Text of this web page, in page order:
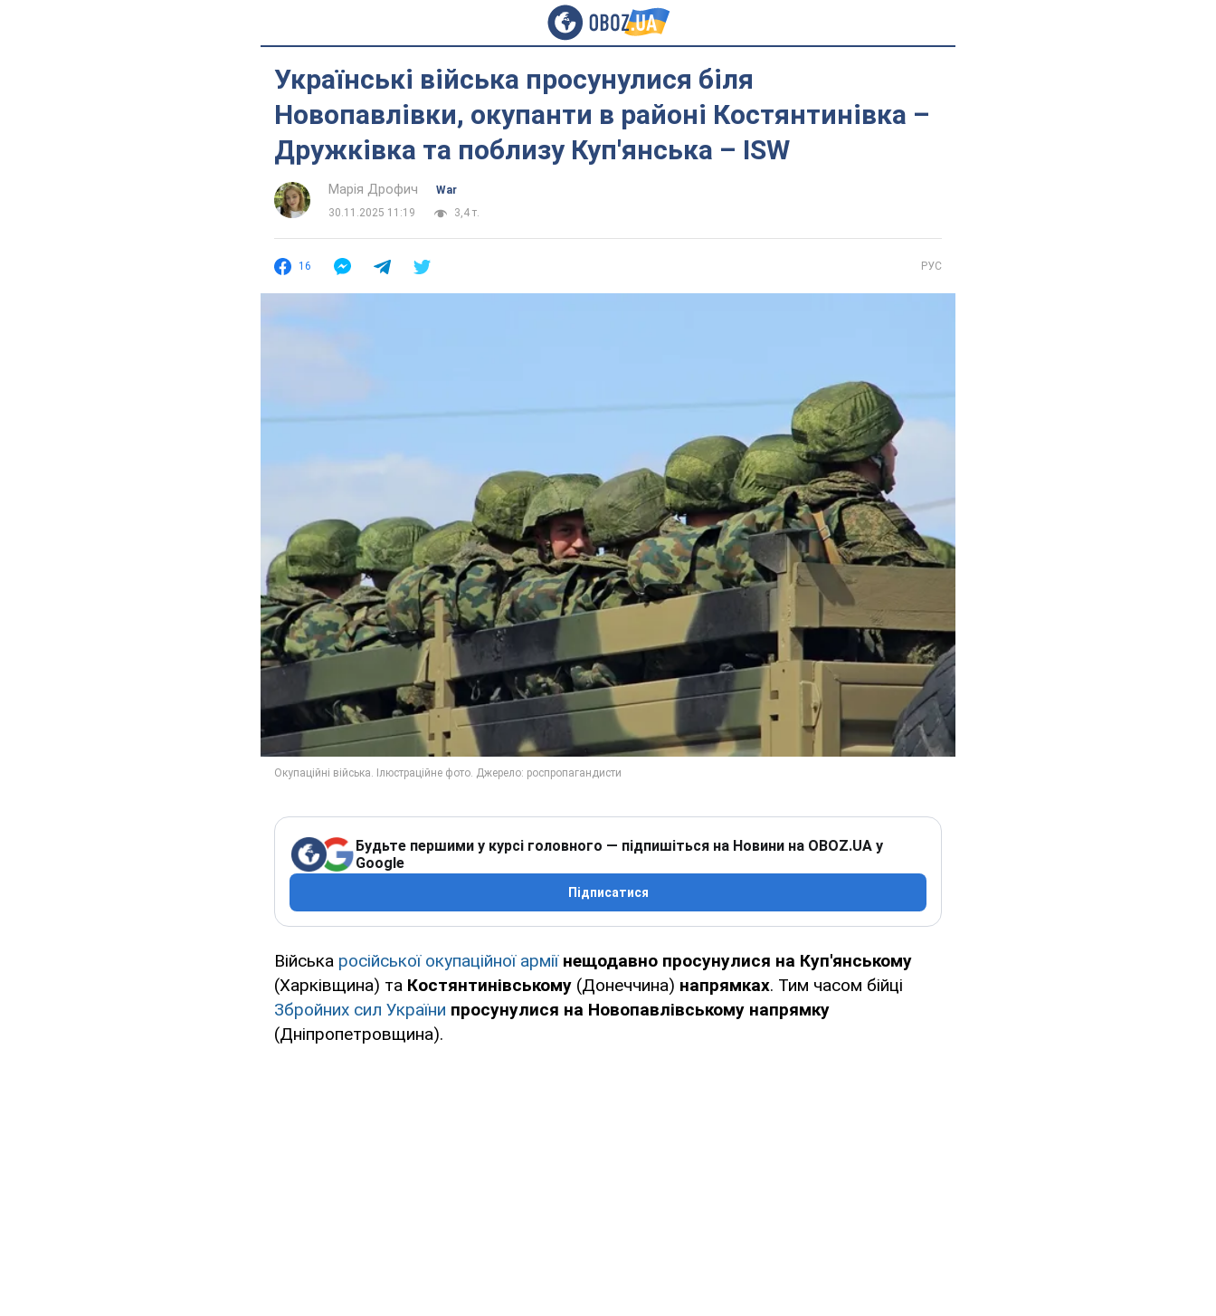
Українські війська просунулися біля
Новопавлівки, окупанти в районі Костянтинівка –
Дружківка та поблизу Куп'янська – ISW
Марія Дрофич
War
30.11.2025 11:19
3,4 т.
16 РУС
Будьте першими у курсі головного — підпишіться на Новини на OBOZ.UA у
Google
Підписатися
Війська російської окупаційної армії нещодавно просунулися на Куп'янському
(Харківщина) та Костянтинівському (Донеччина) напрямках. Тим часом бійці
Збройних сил України просунулися на Новопавлівському напрямку
(Дніпропетровщина).